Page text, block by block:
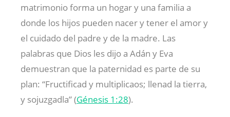
matrimonio forma un hogar y una familia a
donde los hijos pueden nacer y tener el amor y
el cuidado del padre y de la madre. Las
palabras que Dios les dijo a Adán y Eva
demuestran que la paternidad es parte de su
plan: “Fructificad y multiplicaos; llenad la tierra,
y sojuzgadla” (Génesis 1:28).